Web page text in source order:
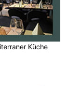
Küche